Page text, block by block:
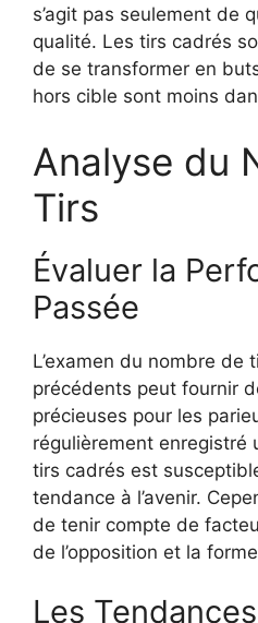
s’agit pas seulement de
qualité. Les tirs cadrés
de se transformer en
hors cible sont moins
Analyse du
Tirs
Évaluer la
Passée
L’examen du nombre de
précédents peut fournir
précieuses pour les
régulièrement enregistré
tirs cadrés est
tendance à l’avenir.
de tenir compte de
de l’opposition et la
Les